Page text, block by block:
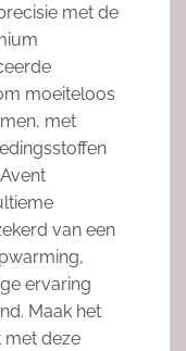
met de
moeiteloos
met
van een
ervaring
Maak het
met deze